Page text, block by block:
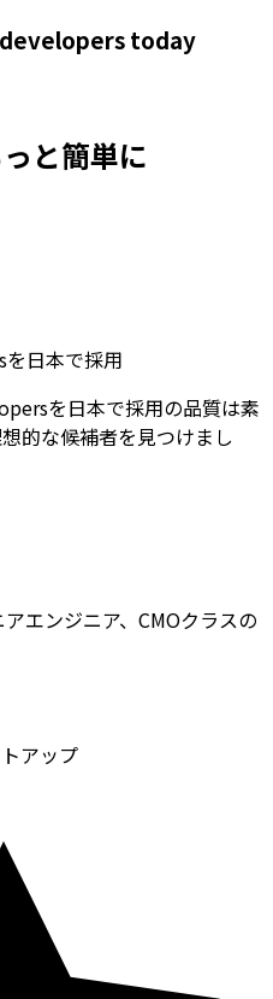
developerstoday
と簡単に
日本で採用
を日本で採用の品質は素
的な候補者を見つけまし
エンジニア、CMOクラスの
アップ